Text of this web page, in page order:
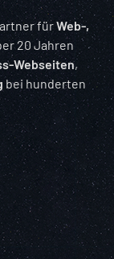
fürWeb-,
20 Jahren
Webseiten,
bei hunderten